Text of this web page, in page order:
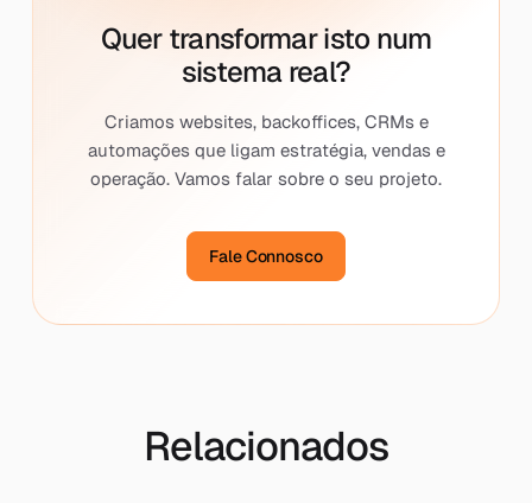
Quer transformar isto num
sistema real?
Criamos websites, backoffices, CRMs e
automações que ligam estratégia, vendas e
operação. Vamos falar sobre o seu projeto.
Fale Connosco
Relacionados